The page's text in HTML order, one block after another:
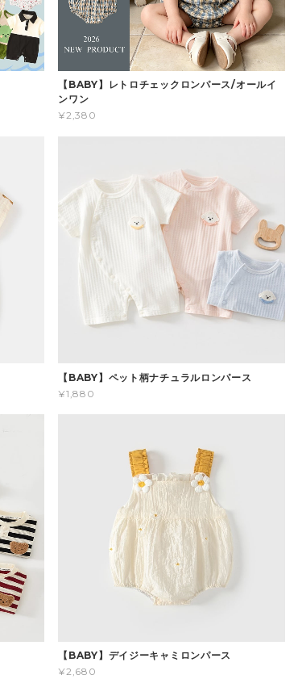
【BABY】レトロチェックロンパース/オールイ
ンワン
¥2,380
【BABY】ペット柄ナチュラルロンパース
¥1,880
【BABY】デイジーキャミロンパース
¥2,680